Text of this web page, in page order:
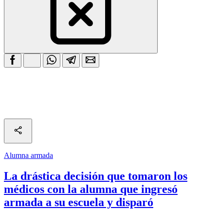
Alumna armada
La drástica decisión que tomaron los
médicos con la alumna que ingresó
armada a su escuela y disparó